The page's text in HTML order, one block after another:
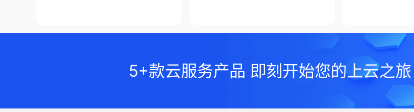
5+款云服务产品 即刻开始您的上云之旅